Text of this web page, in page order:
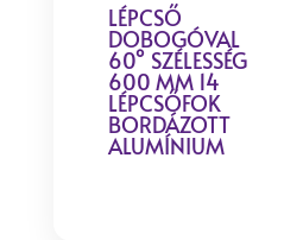
LÉPCSŐ
DOBOGÓVAL
60° SZÉLESSÉG
600 MM 14
LÉPCSŐFOK
BORDÁZOTT
ALUMÍNIUM